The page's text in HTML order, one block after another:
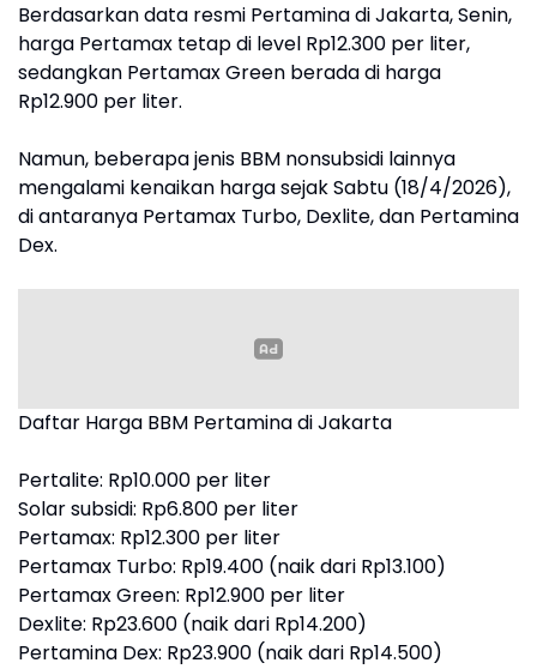
Berdasarkan data resmi Pertamina di Jakarta, Senin,
harga Pertamax tetap di level Rp12.300 per liter,
sedangkan Pertamax Green berada di harga
Rp12.900 per liter.
Namun, beberapa jenis BBM nonsubsidi lainnya
mengalami kenaikan harga sejak Sabtu (18/4/2026),
di antaranya Pertamax Turbo, Dexlite, dan Pertamina
Dex.
Daftar Harga BBM Pertamina di Jakarta
Pertalite: Rp10.000 per liter
Solar subsidi: Rp6.800 per liter
Pertamax: Rp12.300 per liter
Pertamax Turbo: Rp19.400 (naik dari Rp13.100)
Pertamax Green: Rp12.900 per liter
Dexlite: Rp23.600 (naik dari Rp14.200)
Pertamina Dex: Rp23.900 (naik dari Rp14.500)